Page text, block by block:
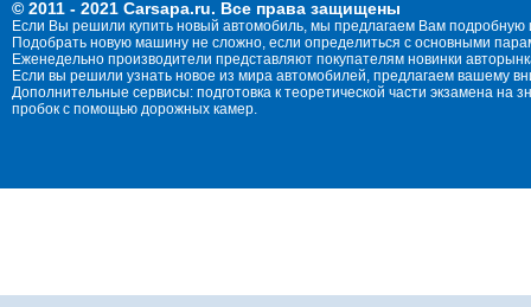
© 2011 - 2021 Carsapa.ru. Все права защищены
Если Вы решили купить новый автомобиль, мы предлагаем Вам
Подобрать новую машину не сложно, если определиться с основными
Еженедельно производители представляют покупателям новинки
Если вы решили узнать новое из мира автомобилей, предлагаем вашему
Дополнительные сервисы: подготовка к теоретической части экзамена
пробок с помощью дорожных камер.